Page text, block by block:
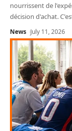
nourrissent de
décision d'achat.
News July 11, 2026